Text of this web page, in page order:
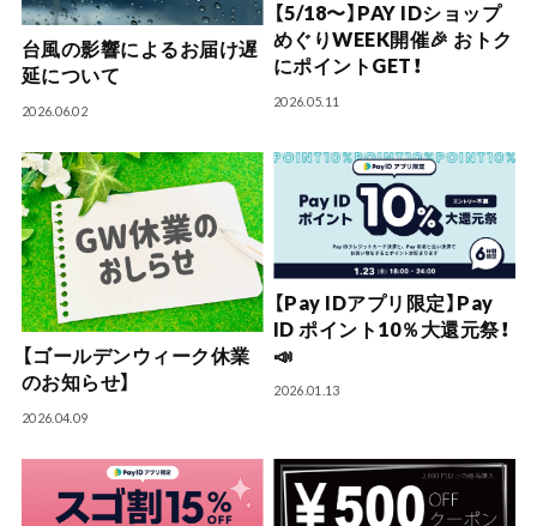
台風の影響によるお届け遅
延について
2026.06.02
【5/18〜】PAY IDショップ
めぐりWEEK開催🎉 おトク
にポイントGET！
2026.05.11
【ゴールデンウィーク休業
のお知らせ】
2026.04.09
【Pay IDアプリ限定】Pay
ID ポイント10％大還元祭！
📣
2026.01.13